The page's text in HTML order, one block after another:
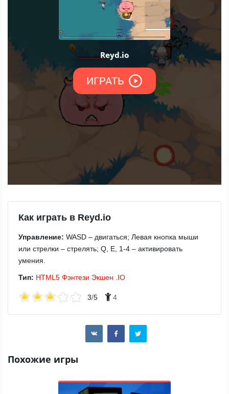
Как играть в Reyd.io
Управление: WASD – двигаться; Левая кнопка мыши
или стрелки – стрелять; Q, E, 1-4 – активировать
умения.
Тип: HTML5 Фэнтези Экшен .IO
3/5 4
Похожие игры